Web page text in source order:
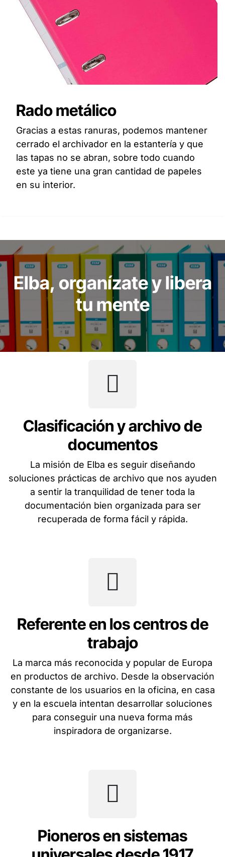
Rado metálico
Gracias a estas ranuras, podemos mantener
cerrado el archivador en la estantería y que
las tapas no se abran, sobre todo cuando
este ya tiene una gran cantidad de papeles
en su interior.
Elba, organízate y libera
tu mente
Clasificación y archivo de
documentos
La misión de Elba es seguir diseñando
soluciones prácticas de archivo que nos ayuden
a sentir la tranquilidad de tener toda la
documentación bien organizada para ser
recuperada de forma fácil y rápida.
Referente en los centros de
trabajo
La marca más reconocida y popular de Europa
en productos de archivo. Desde la observación
constante de los usuarios en la oficina, en casa
y en la escuela intentan desarrollar soluciones
para conseguir una nueva forma más
inspiradora de organizarse.
Pioneros en sistemas